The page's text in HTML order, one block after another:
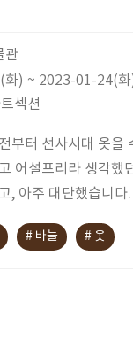
관
) ~ 2023-01-24(화
섹션
부터 선사시대 옷을
어설프리라 생각했
, 아주 대단했습니다.
# 바늘 # 옷